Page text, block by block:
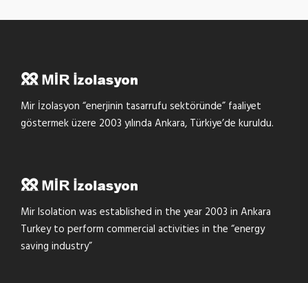
Mir İzolasyon “enerjinin tasarrufu sektöründe” faaliyet
göstermek üzere 2003 yılında Ankara, Türkiye’de kuruldu.
Mir Isolation was established in the year 2003 in Ankara
Turkey to perform commercial activities in the “energy
saving industry”